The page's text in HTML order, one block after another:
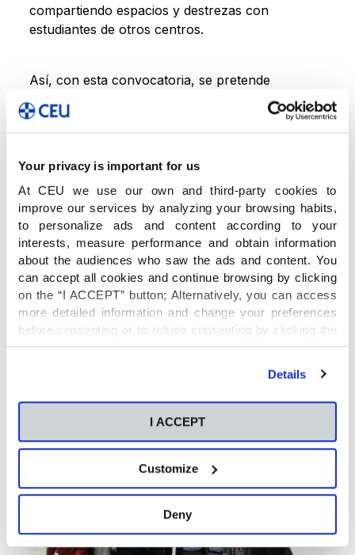
Your privacy is important for us
At CEU we use our own and third-party cookies to
improve our services by analyzing your browsing habits,
to personalize ads and content according to your
interests, measure performance and obtain information
about the audiences who saw the ads and content. You
can accept all cookies and continue browsing by clicking
on the “I ACCEPT” button; Alternatively, you can access
more detailed information and change your preferences
before consenting or to refuse consenting by clicking the
"Personalize" button. For more information you can visit
Details
I ACCEPT
Customize
Deny
compartiendo espacios y destrezas con
estudiantes de otros centros.
Así, con esta convocatoria, se pretende
establecer relación entre estudiantes de
secundaria y universitarios, fomentar el estudio
de estas materias y premiar el esfuerzo del